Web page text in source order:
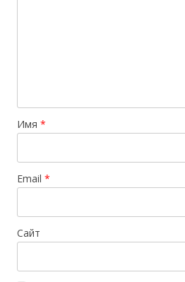
Имя *
Email *
Сайт